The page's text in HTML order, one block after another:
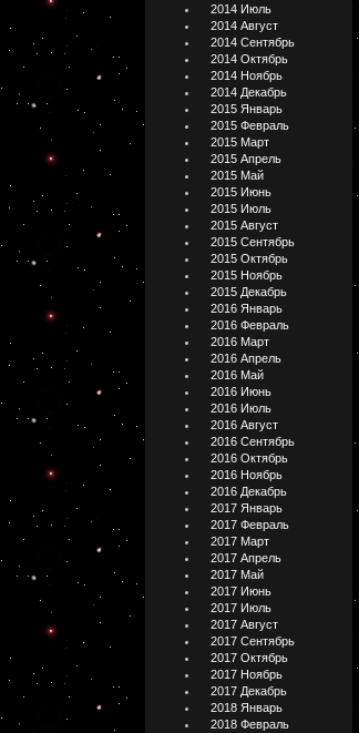
2014 Июль
2014 Август
2014 Сентябрь
2014 Октябрь
2014 Ноябрь
2014 Декабрь
2015 Январь
2015 Февраль
2015 Март
2015 Апрель
2015 Май
2015 Июнь
2015 Июль
2015 Август
2015 Сентябрь
2015 Октябрь
2015 Ноябрь
2015 Декабрь
2016 Январь
2016 Февраль
2016 Март
2016 Апрель
2016 Май
2016 Июнь
2016 Июль
2016 Август
2016 Сентябрь
2016 Октябрь
2016 Ноябрь
2016 Декабрь
2017 Январь
2017 Февраль
2017 Март
2017 Апрель
2017 Май
2017 Июнь
2017 Июль
2017 Август
2017 Сентябрь
2017 Октябрь
2017 Ноябрь
2017 Декабрь
2018 Январь
2018 Февраль